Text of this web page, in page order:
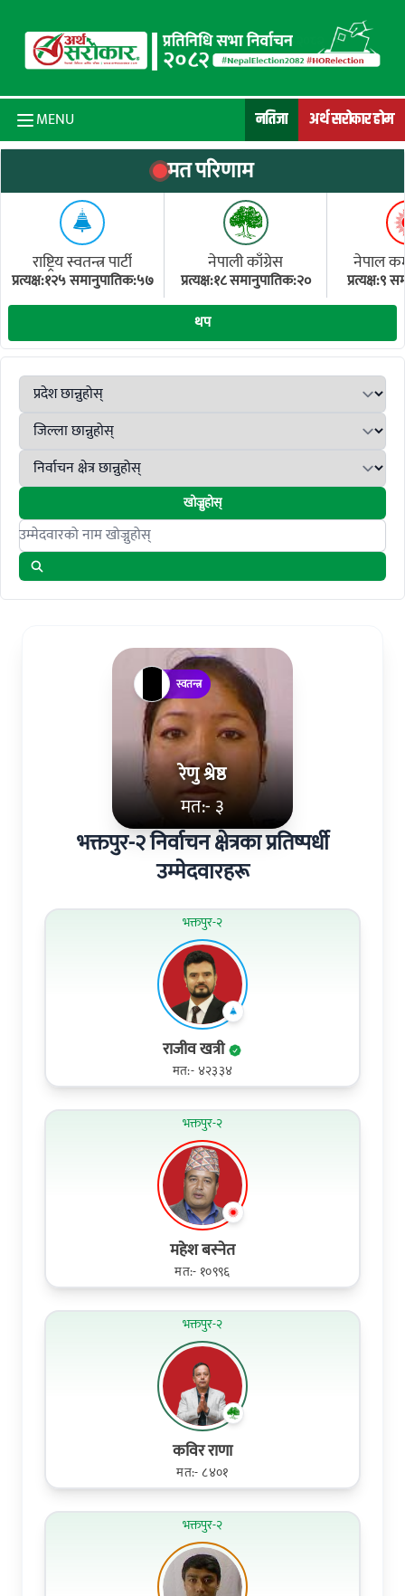
MENU नतिजा अर्थ सरोकार होम
मत परिणाम
राष्ट्रिय स्वतन्त्र पार्टी
प्रत्यक्ष:१२५ समानुपातिक:५७
नेपाली काँग्रेस
प्रत्यक्ष:१८ समानुपातिक:२०
नेपाल
प्रत्यक्ष:९
थप
खोज्नुहोस्
Search candidates
रेणु श्रेष्ठ
मत:- ३
स्वतन्त्र
भक्तपुर-२ निर्वाचन क्षेत्रका प्रतिष्पर्धी
उम्मेदवारहरू
भक्तपुर-२
राजीव खत्री
मत:- ४२३३४
भक्तपुर-२
महेश बस्नेत
मत:- १०९९६
भक्तपुर-२
कविर राणा
मत:- ८४०१
भक्तपुर-२